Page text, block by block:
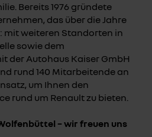
Bereits 1976 gründete
das über die Jahre
mit weiteren Standorten in
sowie dem
der Autohaus Kaiser GmbH
rund 140 Mitarbeitende an
um Ihnen den
rund um Renault zu bieten.
– wir freuen uns